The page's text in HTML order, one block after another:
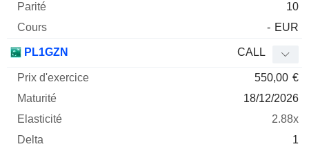
10
- EUR
PL1GZN CALL
550,00 €
18/12/2026
2.88x
1